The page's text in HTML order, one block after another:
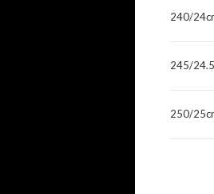
240/
245/
250/